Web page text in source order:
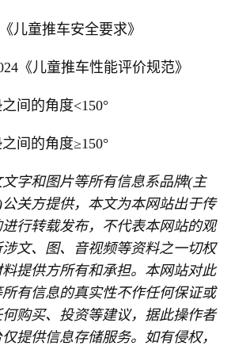
儿童推车安全要求》
《儿童推车性能评价规范》
间的角度<150°
间的角度≥150°
文字和图片等所有信息系品牌(主
关方提供，本文为本网站出于传
行转载发布，不代表本网站的观
文、图、音视频等资料之一切权
提供方所有和承担。本网站对此
有信息的真实性不作任何保证或
购买、投资等建议，据此操作者
提供信息存储服务。如有侵权，